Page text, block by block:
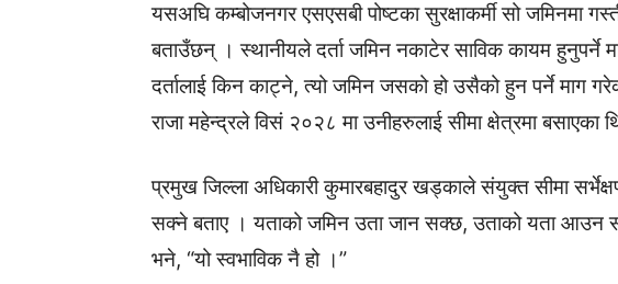
यसअघि कम्बोजनगर एसएसबी पोष्टका सुरक्षाकर्मी सो जमिनमा
बताउँछन् । स्थानीयले दर्ता जमिन नकाटेर साविक कायम हुनुपर्ने
दर्तालाई किन काट्ने, त्यो जमिन जसको हो उसैको हुन पर्ने माग
राजा महेन्द्रले विसं २०२८ मा उनीहरुलाई सीमा क्षेत्रमा बसाएका
प्रमुख जिल्ला अधिकारी कुमारबहादुर खड्काले संयुक्त सीमा
सक्ने बताए । यताको जमिन उता जान सक्छ, उताको यता आउन
भने, “यो स्वभाविक नै हो ।”